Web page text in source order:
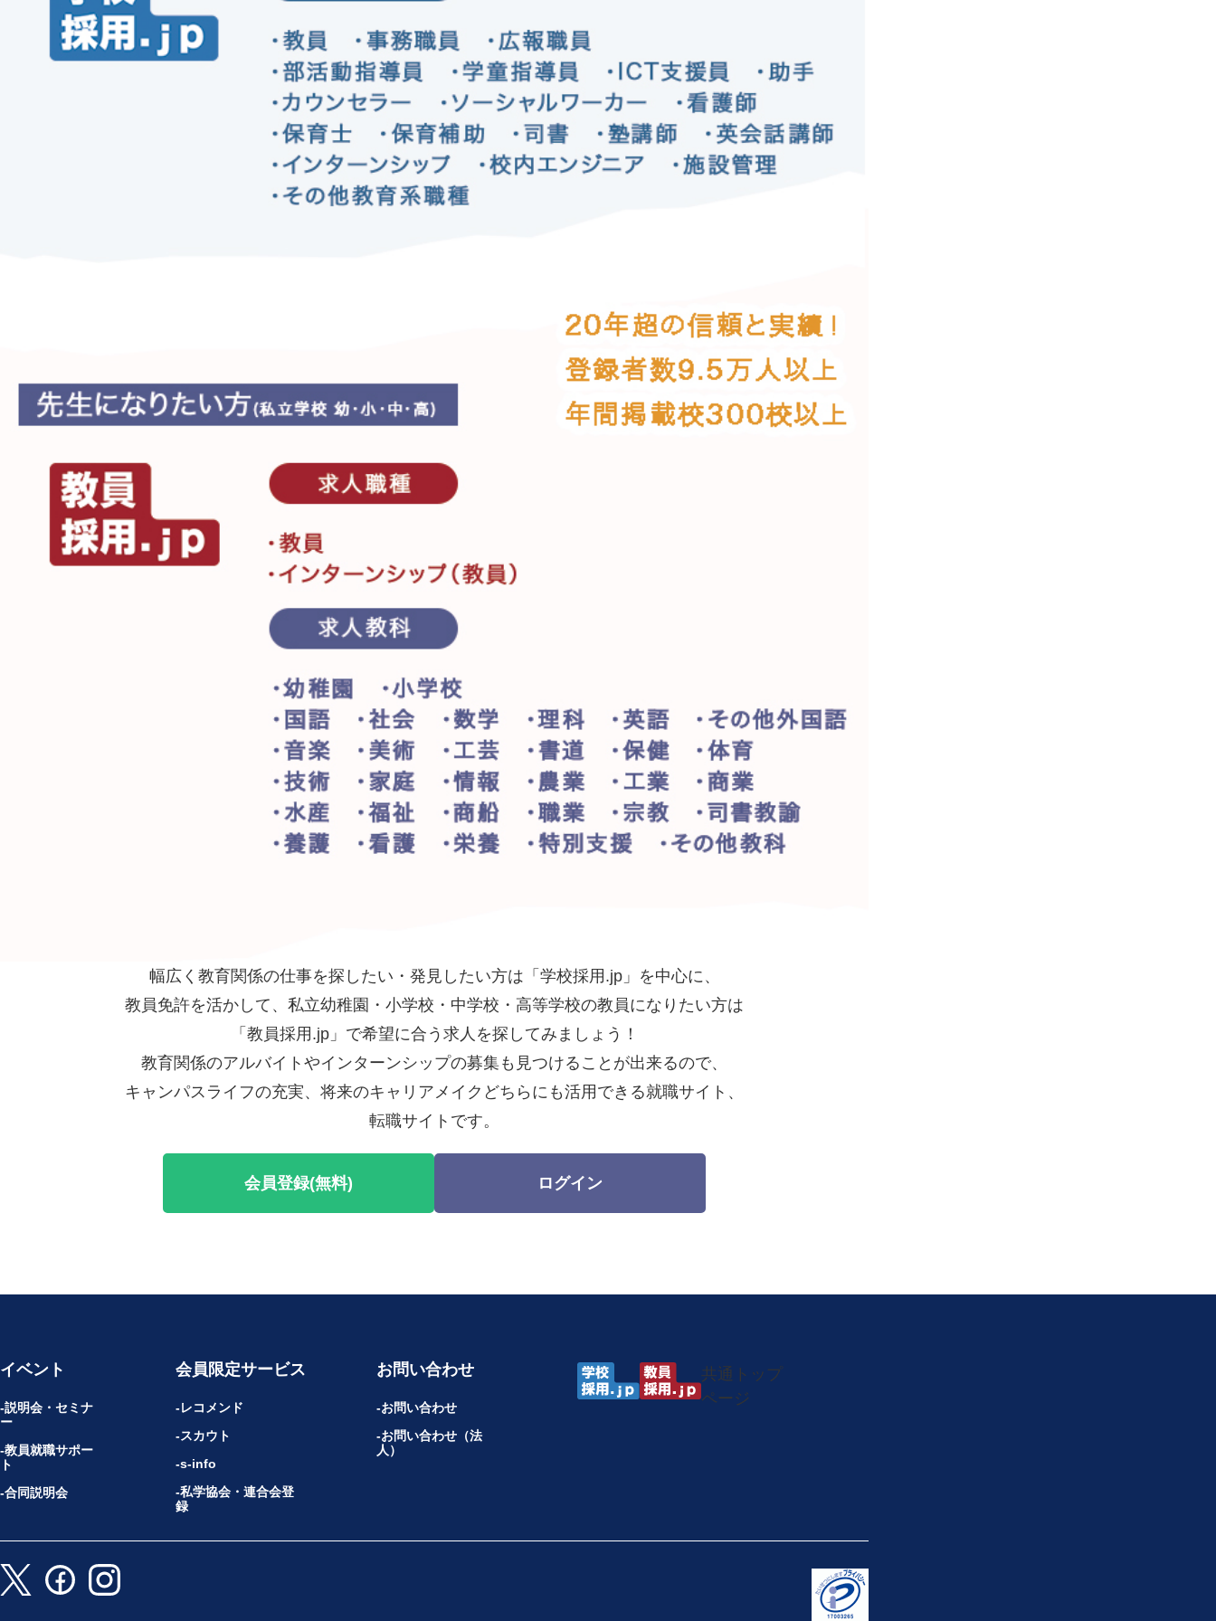
幅広く教育関係の仕事を探したい・発見したい方は「学校採用.jp」を中心に、
教員免許を活かして、私立幼稚園・小学校・中学校・高等学校の教員になりたい方は
「教員採用.jp」で希望に合う求人を探してみましょう！
教育関係のアルバイトやインターンシップの募集も見つけることが出来るので、
キャンパスライフの充実、将来のキャリアメイクどちらにも活用できる就職サイト、
転職サイトです。
会員登録(無料) ログイン
共通トップ
ページ
イベント
説明会・セミナ
ー
教員就職サポー
ト
合同説明会
会員限定サービス
レコメンド
スカウト
s-info
私学協会・連合会登
録
お問い合わせ
お問い合わせ
お問い合わせ（法
人）